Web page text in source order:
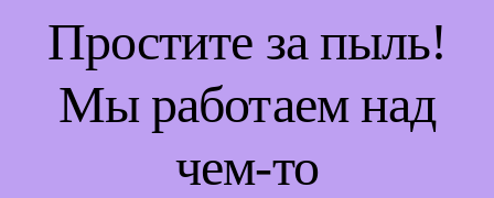
Простите за пыль!
Мы работаем над
чем-то